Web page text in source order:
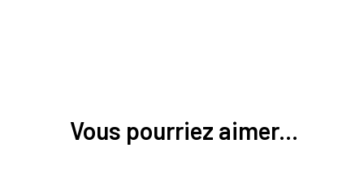
Vous pourriez aimer...